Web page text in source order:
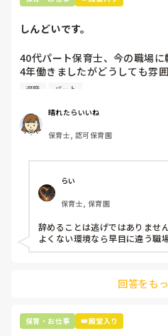
しんどいです。
40代パート保育士、今の職場に
4年働きましたがどうしても雰
退職しようと思っています。
周りの職員は、勤続10年以上か
どです。
保護者子どもの愚痴悪口が多く、
今で言う不適切保育も
仕方ないよね
もう何も言わずに
子どもの言いなりになればいい
などいう意見で…
上の先生に相談することは難し
最後の職場にしようと思ってい
辞めることは逃げ、と、過去辞
います
退職 パート
晴れたらいいね
保育士, 認可保育園
らい
保育士, 保育園
辞めることは逃げではありません
よくない環境なら早目に違う職
回答をも
保育・お仕事 👑殿堂入り